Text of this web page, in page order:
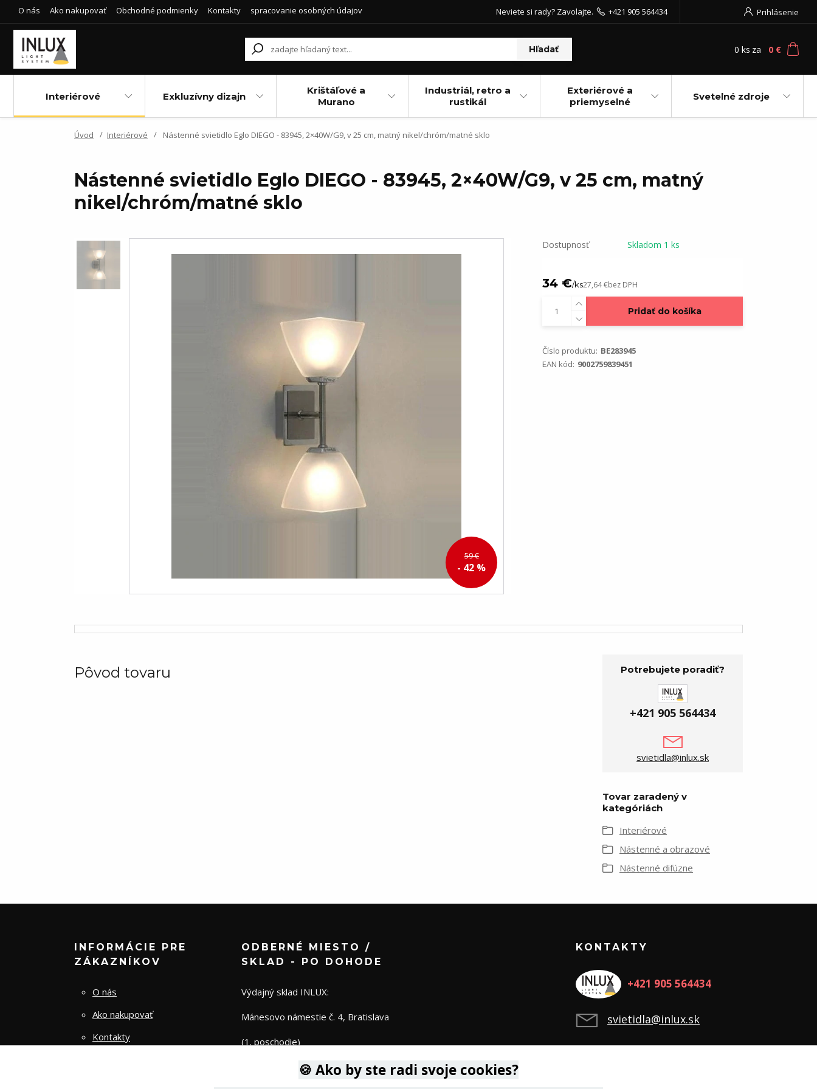
O nás Ako nakupovať Obchodné podmienky Kontakty spracovanie osobných údajov Prihlásenie
Hľadať
Neviete si rady? Zavolajte. +421 905 564434
0 ks za 0 €
Interiérové Exkluzívny dizajn
Krištáľové a
Murano
Industriál, retro a
rustikál
Exteriérové a
priemyselné
Svetelné zdroje
Úvod Interiérové Nástenné svietidlo Eglo DIEGO - 83945, 2×40W/G9, v 25 cm, matný nikel/chróm/matné sklo
Nástenné svietidlo Eglo DIEGO - 83945, 2×40W/G9, v 25 cm, matný
nikel/chróm/matné sklo
59 €
- 42 %
Dostupnosť Skladom 1 ks
34 €/ks27,64 €bez DPH
Pridať do košíka
Číslo produktu: BE283945
EAN kód: 9002759839451
Pôvod tovaru Potrebujete poradiť?
+421 905 564434
svietidla@inlux.sk
Tovar zaradený v
kategóriách
Interiérové
Nástenné a obrazové
Nástenné difúzne
INFORMÁCIE PRE
ZÁKAZNÍKOV
O nás
Ako nakupovať
Kontakty
ODBERNÉ MIESTO /
SKLAD - PO DOHODE
Výdajný sklad INLUX:
Mánesovo námestie č. 4, Bratislava
(1. poschodie)
KONTAKTY
+421 905 564434
svietidla@inlux.sk
🍪 Ako by ste radi svoje cookies?